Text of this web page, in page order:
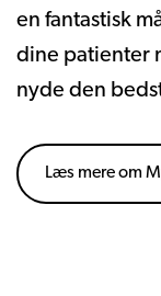
en fantastisk
dine patienter
nyde den
Læs mere om